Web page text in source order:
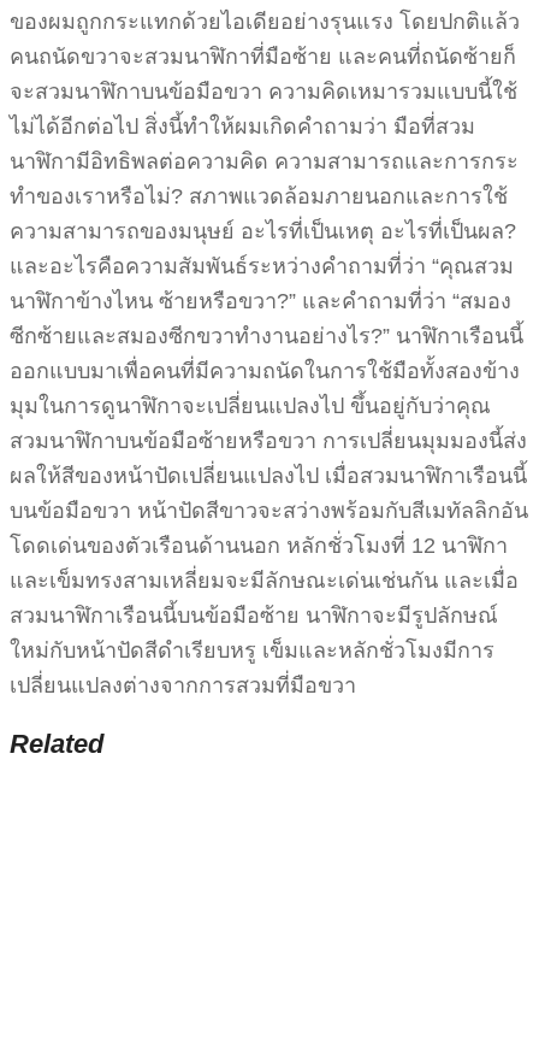
ของผมถูกกระแทกด้วยไอเดียอย่างรุนแรง โดยปกติแล้ว
คนถนัดขวาจะสวมนาฬิกาที่มือซ้าย และคนที่ถนัดซ้ายก็
จะสวมนาฬิกาบนข้อมือขวา ความคิดเหมารวมแบบนี้ใช้
ไม่ได้อีกต่อไป สิ่งนี้ทำให้ผมเกิดคำถามว่า มือที่สวม
นาฬิกามีอิทธิพลต่อความคิด ความสามารถและการกระ
ทำของเราหรือไม่? สภาพแวดล้อมภายนอกและการใช้
ความสามารถของมนุษย์ อะไรที่เป็นเหตุ อะไรที่เป็นผล?
และอะไรคือความสัมพันธ์ระหว่างคำถามที่ว่า “คุณสวม
นาฬิกาข้างไหน ซ้ายหรือขวา?” และคำถามที่ว่า “สมอง
ซีกซ้ายและสมองซีกขวาทำงานอย่างไร?” นาฬิกาเรือนนี้
ออกแบบมาเพื่อคนที่มีความถนัดในการใช้มือทั้งสองข้าง
มุมในการดูนาฬิกาจะเปลี่ยนแปลงไป ขึ้นอยู่กับว่าคุณ
สวมนาฬิกาบนข้อมือซ้ายหรือขวา การเปลี่ยนมุมมองนี้ส่ง
ผลให้สีของหน้าปัดเปลี่ยนแปลงไป เมื่อสวมนาฬิกาเรือนนี้
บนข้อมือขวา หน้าปัดสีขาวจะสว่างพร้อมกับสีเมทัลลิกอัน
โดดเด่นของตัวเรือนด้านนอก หลักชั่วโมงที่ 12 นาฬิกา
และเข็มทรงสามเหลี่ยมจะมีลักษณะเด่นเช่นกัน และเมื่อ
สวมนาฬิกาเรือนนี้บนข้อมือซ้าย นาฬิกาจะมีรูปลักษณ์
ใหม่กับหน้าปัดสีดำเรียบหรู เข็มและหลักชั่วโมงมีการ
เปลี่ยนแปลงต่างจากการสวมที่มือขวา
Related